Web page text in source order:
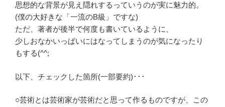
思想的な背景が見え隠れするっていうのが実に魅力的。
(僕の大好きな「一流のB級」ですな)
ただ、著者が後半で何度も書いているように、
少しおなかいっぱいにはなってしまうのが気になったり
もする(^^;
以下、チェックした箇所(一部要約)･･･
○芸術とは芸術家が芸術だと思って作るものですが、この